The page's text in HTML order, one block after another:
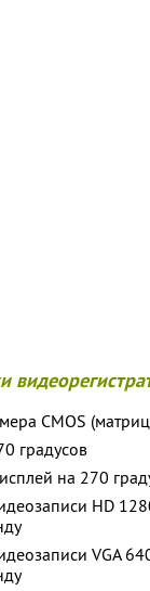
CMOS
градусов
на 270
HD
VGA